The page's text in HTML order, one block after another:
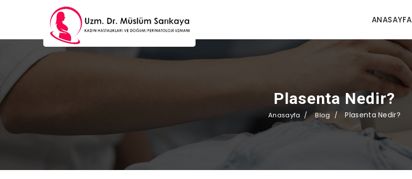
ANASAYFA
Plasenta Nedir?
Anasayfa Blog Plasenta Nedir?